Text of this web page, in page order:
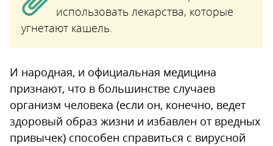
использовать лекарства, которые
угнетают кашель.
И народная, и официальная медицина
признают, что в большинстве случаев
организм человека (если он, конечно, ведет
здоровый образ жизни и избавлен от вредных
привычек) способен справиться с вирусной